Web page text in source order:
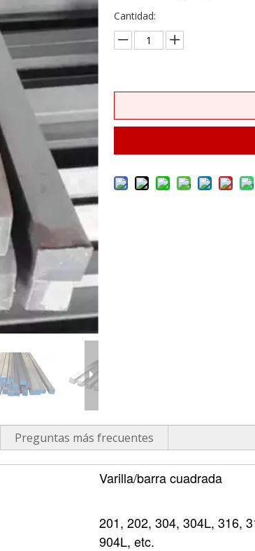
Cantidad:
Preguntas más frecuentes
Varilla/barra cuadrada
201, 202, 304, 304L, 316,
904L, etc.